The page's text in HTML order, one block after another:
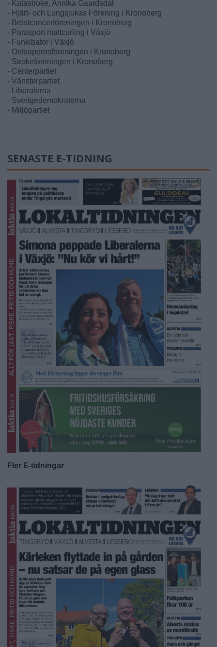
- Katastroke, Annika Gaardsdal
- Hjärt- och Lungsjukas Förening i Kronoberg
- Bröstcancerföreningen i Kronoberg
- Parasport mattcurling i Växjö
- Funkibator i Växjö
- Osteoporosföreningen i Kronoberg
- Strokeföreningen i Kronoberg
- Centerpartiet
- Vänsterpartiet
- Liberalerna
- Sverigedemokraterna
- Miljöpartiet
SENASTE E-TIDNING
Fler E-tidningar